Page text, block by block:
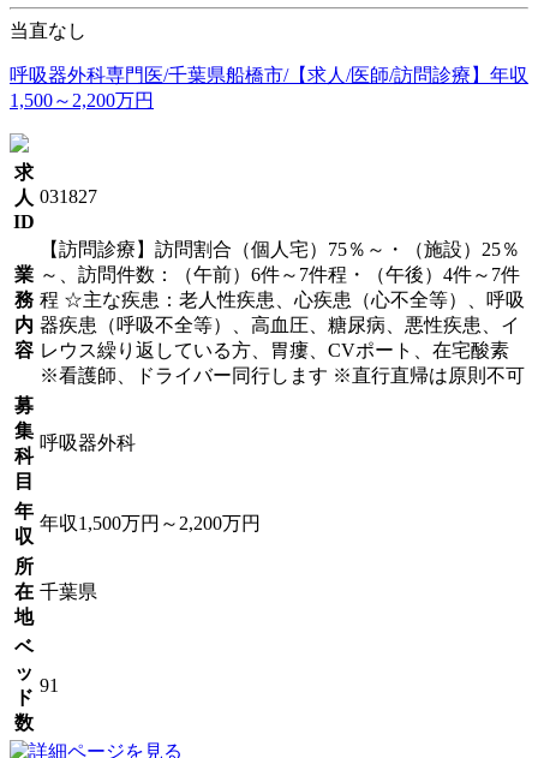
当直なし
呼吸器外科専門医/千葉県船橋市/【求人/医師/訪問診療】年収
1,500～2,200万円
求
人
ID
031827
業
務
内
容
【訪問診療】訪問割合（個人宅）75％～・（施設）25％
～、訪問件数：（午前）6件～7件程・（午後）4件～7件
程 ☆主な疾患：老人性疾患、心疾患（心不全等）、呼吸
器疾患（呼吸不全等）、高血圧、糖尿病、悪性疾患、イ
レウス繰り返している方、胃瘻、CVポート、在宅酸素
※看護師、ドライバー同行します ※直行直帰は原則不可
募
集
科
目
呼吸器外科
年
収
年収1,500万円～2,200万円
所
在
地
千葉県
ベ
ッ
ド
数
91